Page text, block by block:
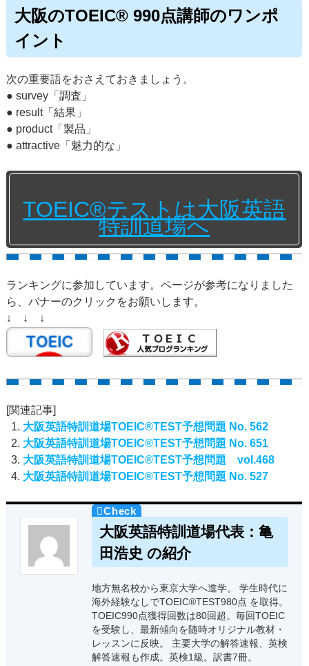
大阪のTOEIC® 990点講師のワンポ
イント
次の重要語をおさえておきましょう。
● survey「調査」
● result「結果」
● product「製品」
● attractive「魅力的な」
TOEIC®テストは大阪英語
特訓道場へ
ランキングに参加しています。ページが参考になりました
ら、バナーのクリックをお願いします。
↓ ↓ ↓
[関連記事]
大阪英語特訓道場TOEIC®TEST予想問題 No. 562
大阪英語特訓道場TOEIC®TEST予想問題 No. 651
大阪英語特訓道場TOEIC®TEST予想問題 vol.468
大阪英語特訓道場TOEIC®TEST予想問題 No. 527
大阪英語特訓道場代表：亀
田浩史 の紹介
地方無名校から東京大学へ進学。 学生時代に
海外経験なしでTOEIC®TEST980点 を取得。
TOEIC990点獲得回数は80回超。毎回TOEIC
を受験し、最新傾向を随時オリジナル教材・
レッスンに反映。 主要大学の解答速報、英検
解答速報も作成。英検1級。訳書7冊。